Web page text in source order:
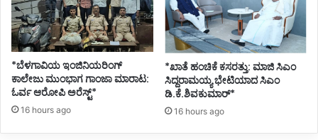
*ಬೆಳಗಾವಿಯ ಇಂಜಿನಿಯರಿಂಗ್‌
ಕಾಲೇಜು ಮುಂಭಾಗ ಗಾಂಜಾ ಮಾರಾಟ:
ಓರ್ವ ಆರೋಪಿ ಅರೆಸ್ಟ್*
16 hours ago
*ಖಾತೆ ಹಂಚಿಕೆ ಕಸರತ್ತು: ಮಾಜಿ ಸಿಎಂ
ಸಿದ್ದರಾಮಯ್ಯ ಭೇಟಿಯಾದ ಸಿಎಂ
ಡಿ.ಕೆ.ಶಿವಕುಮಾರ್*
16 hours ago